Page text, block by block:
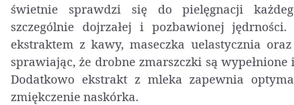
świetnie sprawdzi się do pielęgnacji
szczególnie dojrzałej i pozbawionej
ekstraktem z kawy, maseczka uelastycznia
sprawiając, że drobne zmarszczki są
Dodatkowo ekstrakt z mleka zapewnia
zmiękczenie naskórka.